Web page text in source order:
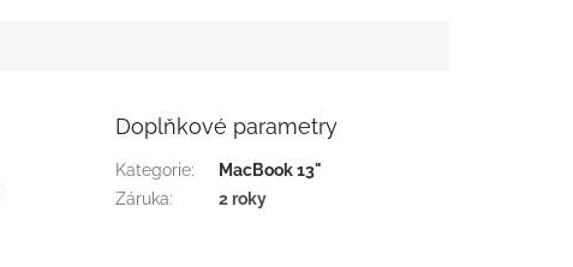
Doplňkové parametry
Kategorie:
MacBook 13"
Záruka: 2 roky